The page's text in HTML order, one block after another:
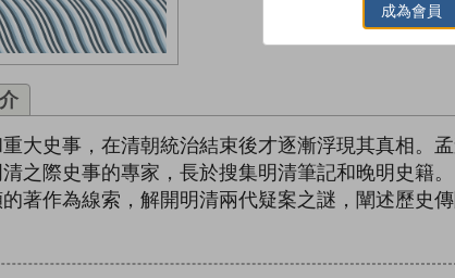
大史事，在清朝統治結束後才逐漸浮現其真相。
之際史事的專家，長於搜集明清筆記和晚明史籍。
著作為線索，解開明清兩代疑案之謎，闡述歷史
成為會員